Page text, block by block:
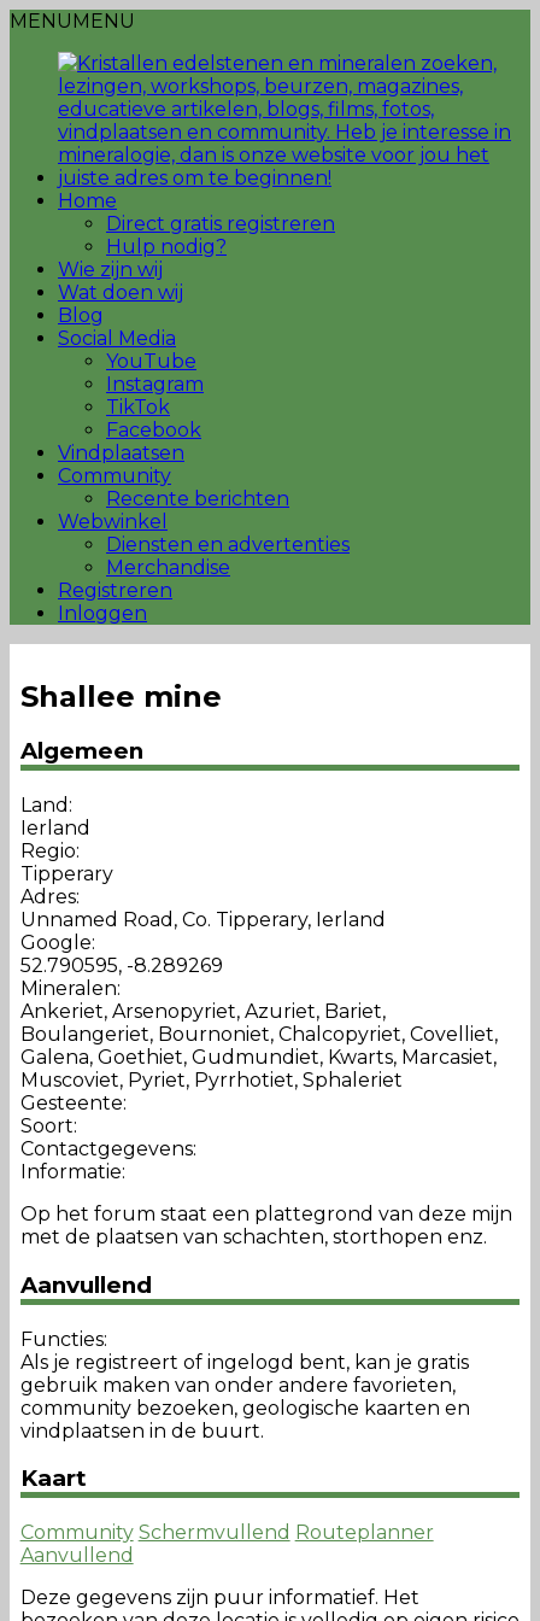
MENUMENU
Home
Direct gratis registreren
Hulp nodig?
Wie zijn wij
Wat doen wij
Blog
Social Media
YouTube
Instagram
TikTok
Facebook
Vindplaatsen
Community
Recente berichten
Webwinkel
Diensten en advertenties
Merchandise
Registreren
Inloggen
Shallee mine
Algemeen
Land:
Ierland
Regio:
Tipperary
Adres:
Unnamed Road, Co. Tipperary, Ierland
Google:
52.790595, -8.289269
Mineralen:
Ankeriet, Arsenopyriet, Azuriet, Bariet,
Boulangeriet, Bournoniet, Chalcopyriet, Covelliet,
Galena, Goethiet, Gudmundiet, Kwarts, Marcasiet,
Muscoviet, Pyriet, Pyrrhotiet, Sphaleriet
Gesteente:
Soort:
Contactgegevens:
Informatie:
Op het forum staat een plattegrond van deze mijn
met de plaatsen van schachten, storthopen enz.
Aanvullend
Functies:
Als je registreert of ingelogd bent, kan je gratis
gebruik maken van onder andere favorieten,
community bezoeken, geologische kaarten en
vindplaatsen in de buurt.
Kaart
Community Schermvullend Routeplanner
Aanvullend
Deze gegevens zijn puur informatief. Het